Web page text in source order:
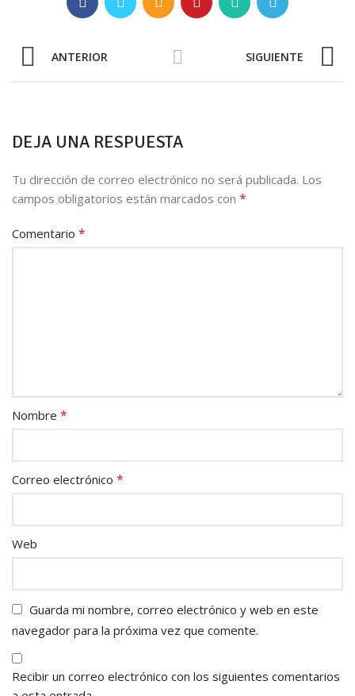
ANTERIOR SIGUIENTE
DEJA UNA RESPUESTA
Tu dirección de correo electrónico no será publicada. Los
campos obligatorios están marcados con *
Comentario *
Nombre *
Correo electrónico *
Web
Guarda mi nombre, correo electrónico y web en este
navegador para la próxima vez que comente.
Recibir un correo electrónico con los siguientes comentarios